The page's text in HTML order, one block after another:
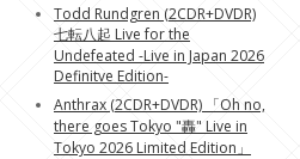
Todd Rundgren (2CDR+DVDR)
七転八起 Live for the
Undefeated -Live in Japan 2026
Definitve Edition-
Anthrax (2CDR+DVDR) 「Oh no,
there goes Tokyo "轟" Live in
Tokyo 2026 Limited Edition」